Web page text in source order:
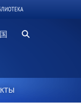
Поиск...